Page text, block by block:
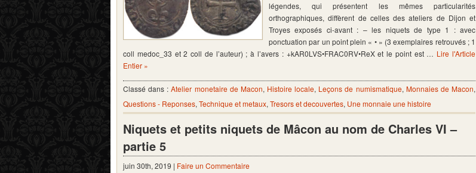
légendes, qui présentent les mêmes particularités
orthographiques, diffèrent de celles des ateliers de Dijon et
Troyes exposés ci-avant : – les niquets de type 1 : avec
ponctuation par un point plein « • » (3 exemplaires retrouvés ; 1
coll medoc_33 et 2 coll de l’auteur) ; à l’avers : +kAR0LVS•FRAC0RV•ReX et le point est … Lire l'Article
Entier »
Classé dans :Atelier monetaire de Macon, Histoire locale, Leçons de numismatique, Monnaies de Macon,
Questions - Reponses, Technique et metaux, Tresors et decouvertes, Une monnaie une histoire
Niquets et petits niquets de Mâcon au nom de Charles VI –
partie 5
juin 30th, 2019 | Faire un Commentaire